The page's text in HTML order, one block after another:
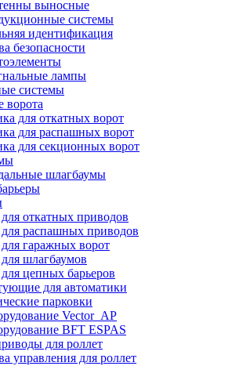
выносные
системы
идентификация
безопасности
лампы
системы
ворота
для откатных ворот
для распашных ворот
для секционных ворот
шлагбаумы
откатных приводов
для распашных приводов
гаражных ворот
шлагбаумов
цепных барьеров
для автоматики
парковки
Vector_AP
BFT ESPAS
для роллет
управления для роллет